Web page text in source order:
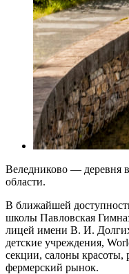
Веледниково — деревня
области.
В ближайшей
школы Павловская
лицей имени В. И.
детские учреждения,
секции, салоны красоты,
фермерский рынок.